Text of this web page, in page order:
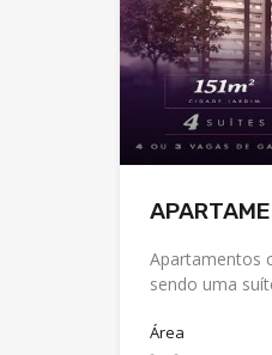
Apartamentos
sendo uma
Área